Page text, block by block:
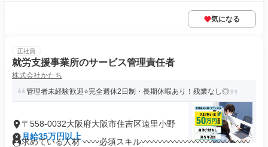
気になる
正社員
就労支援事業所のサービス管理責任者
株式会社かたち
管理者未経験歓迎⭐完全週休2日制・長期休暇あり！残業なし◎
〒558-0032大阪府大阪市住吉区遠里小野
月給35万円以上
求めている人材 〰〰必須スキル〰〰〰〰〰〰〰〰〰〰〰〰〰